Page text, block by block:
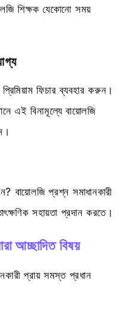
শিক্ষক যেকোনো সময়
ফিচার ব্যবহার করুন।
এই বিনামূল্যে বায়োলজি
বায়োলজি প্রশ্ন সমাধানকারী
সহায়তা প্রদান করতে।
আচ্ছাদিত বিষয়
প্রায় সমস্ত প্রধান